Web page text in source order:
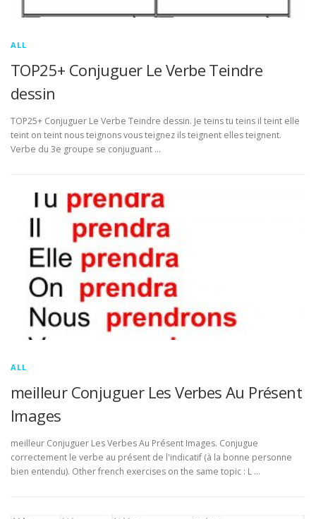
ALL
TOP25+ Conjuguer Le Verbe Teindre
dessin
TOP25+ Conjuguer Le Verbe Teindre dessin. Je teins tu teins il teint elle
teint on teint nous teignons vous teignez ils teignent elles teignent.
Verbe du 3e groupe se conjuguant …
ALL
meilleur Conjuguer Les Verbes Au Présent
Images
meilleur Conjuguer Les Verbes Au Présent Images. Conjugue
correctement le verbe au présent de l'indicatif (à la bonne personne
bien entendu). Other french exercises on the same topic : L …